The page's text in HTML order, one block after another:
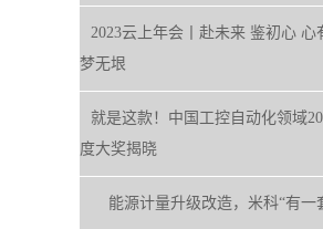
2023云上年会丨赴未来 鉴初心 心
梦无垠
就是这款！中国工控自动化领域
度大奖揭晓
能源计量升级改造，米科“有一